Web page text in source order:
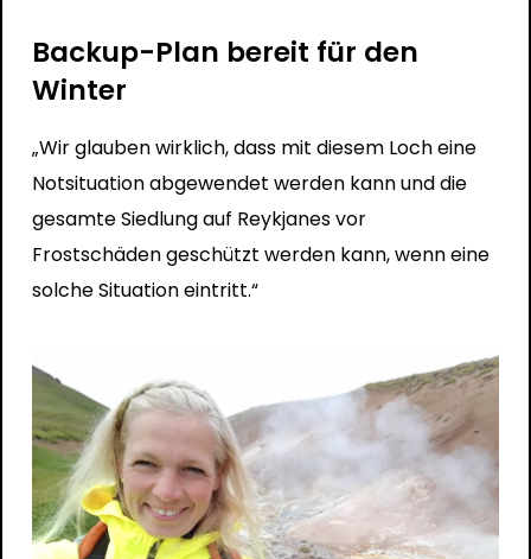
Backup-Plan bereit für den
Winter
„Wir glauben wirklich, dass mit diesem Loch eine
Notsituation abgewendet werden kann und die
gesamte Siedlung auf Reykjanes vor
Frostschäden geschützt werden kann, wenn eine
solche Situation eintritt.“